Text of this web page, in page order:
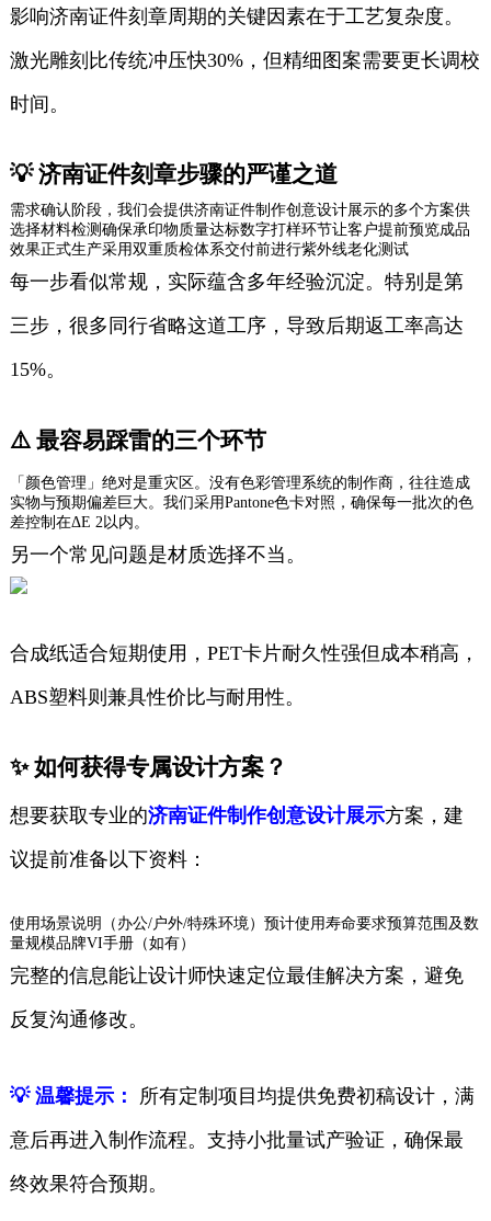
影响济南证件刻章周期的关键因素在于工艺复杂度。
激光雕刻比传统冲压快30%，但精细图案需要更长调校
时间。
💡 济南证件刻章步骤的严谨之道
需求确认阶段，我们会提供济南证件制作创意设计展示的多个方案供
选择材料检测确保承印物质量达标数字打样环节让客户提前预览成品
效果正式生产采用双重质检体系交付前进行紫外线老化测试
每一步看似常规，实际蕴含多年经验沉淀。特别是第
三步，很多同行省略这道工序，导致后期返工率高达
15%。
⚠️ 最容易踩雷的三个环节
「颜色管理」绝对是重灾区。没有色彩管理系统的制作商，往往造成
实物与预期偏差巨大。我们采用Pantone色卡对照，确保每一批次的色
差控制在ΔE 2以内。
另一个常见问题是材质选择不当。
合成纸适合短期使用，PET卡片耐久性强但成本稍高，
ABS塑料则兼具性价比与耐用性。
✨ 如何获得专属设计方案？
想要获取专业的济南证件制作创意设计展示方案，建
议提前准备以下资料：
使用场景说明（办公/户外/特殊环境）预计使用寿命要求预算范围及数
量规模品牌VI手册（如有）
完整的信息能让设计师快速定位最佳解决方案，避免
反复沟通修改。
💡 温馨提示：
所有定制项目均提供免费初稿设计，满
意后再进入制作流程。支持小批量试产验证，确保最
终效果符合预期。